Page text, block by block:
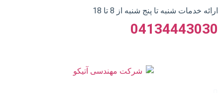
ارائه خدمات شنبه تا پنج شنبه از 8 تا 18
04134443030